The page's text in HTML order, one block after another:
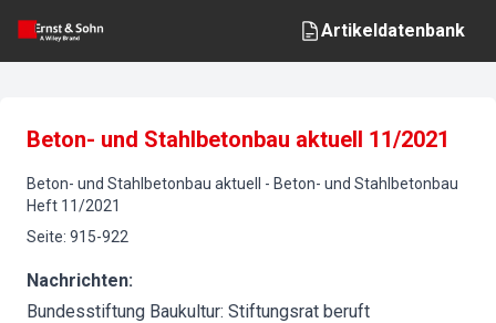
Artikeldatenbank
Beton- und Stahlbetonbau aktuell 11/2021
Beton- und Stahlbetonbau aktuell - Beton- und Stahlbetonbau
Heft 11/2021
Seite: 915-922
Nachrichten:
Bundesstiftung Baukultur: Stiftungsrat beruft